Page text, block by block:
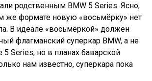
родственным BMW 5 Series. Ясно,
же формате новую «восьмёрку» нет
В идеале «восьмёркой» должен
флагманский суперкар BMW, а не
5 Series, но в планах баварской
нам известно, суперкара пока